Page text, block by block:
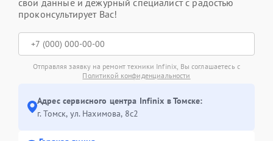
проконсультирует Вас!
Отправляя заявку на ремонт техники Infinix, Вы соглашаетесь с
Политикой конфиденциальности
Адрес сервисного центра Infinix в Томске:
г. Томск, ул. Нахимова, 8с2